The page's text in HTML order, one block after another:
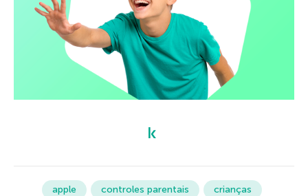
apple controles parentais
crianças